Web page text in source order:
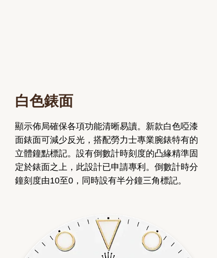
白色錶面
顯示佈局確保各項功能清晰易讀。新款白色啞漆
面錶面可減少反光，搭配勞力士專業腕錶特有的
立體鐘點標記。設有倒數計時刻度的凸緣精準固
定於錶面之上，此設計已申請專利。倒數計時分
鐘刻度由10至0，同時設有半分鐘三角標記。